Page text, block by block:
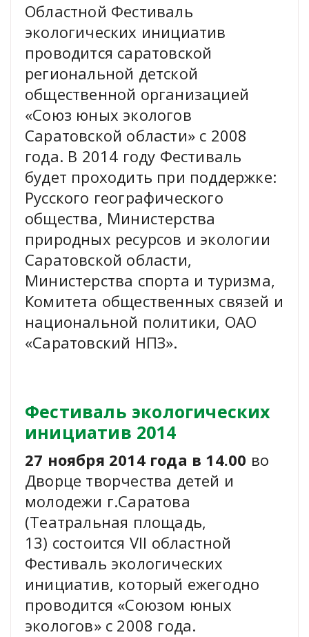
Областной Фестиваль
экологических инициатив
проводится саратовской
региональной детской
общественной организацией
«Союз юных экологов
Саратовской области» c 2008
года. В 2014 году Фестиваль
будет проходить при поддержке:
Русского географического
общества, Министерства
природных ресурсов и экологии
Саратовской области,
Министерства спорта и туризма,
Комитета общественных связей и
национальной политики, ОАО
«Саратовский НПЗ».
Фестиваль экологических
инициатив 2014
27 ноября 2014 года в 14.00 во
Дворце творчества детей и
молодежи г.Саратова
(Театральная площадь,
13) состоится VII областной
Фестиваль экологических
инициатив, который ежегодно
проводится «Союзом юных
экологов» с 2008 года.